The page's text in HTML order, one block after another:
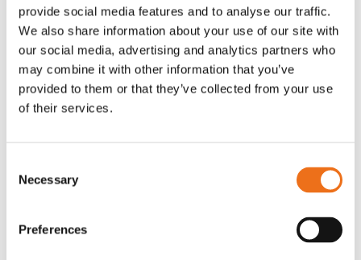
provide social media features and to analyse our traffic.
We also share information about your use of our site with
our social media, advertising and analytics partners who
may combine it with other information that you’ve
provided to them or that they’ve collected from your use
of their services.
Selection
Necessary
Preferences
Grön truckknapp